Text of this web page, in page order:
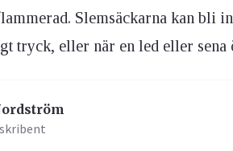
Slemsäckarna kan bli
tryck, eller när en led eller sena